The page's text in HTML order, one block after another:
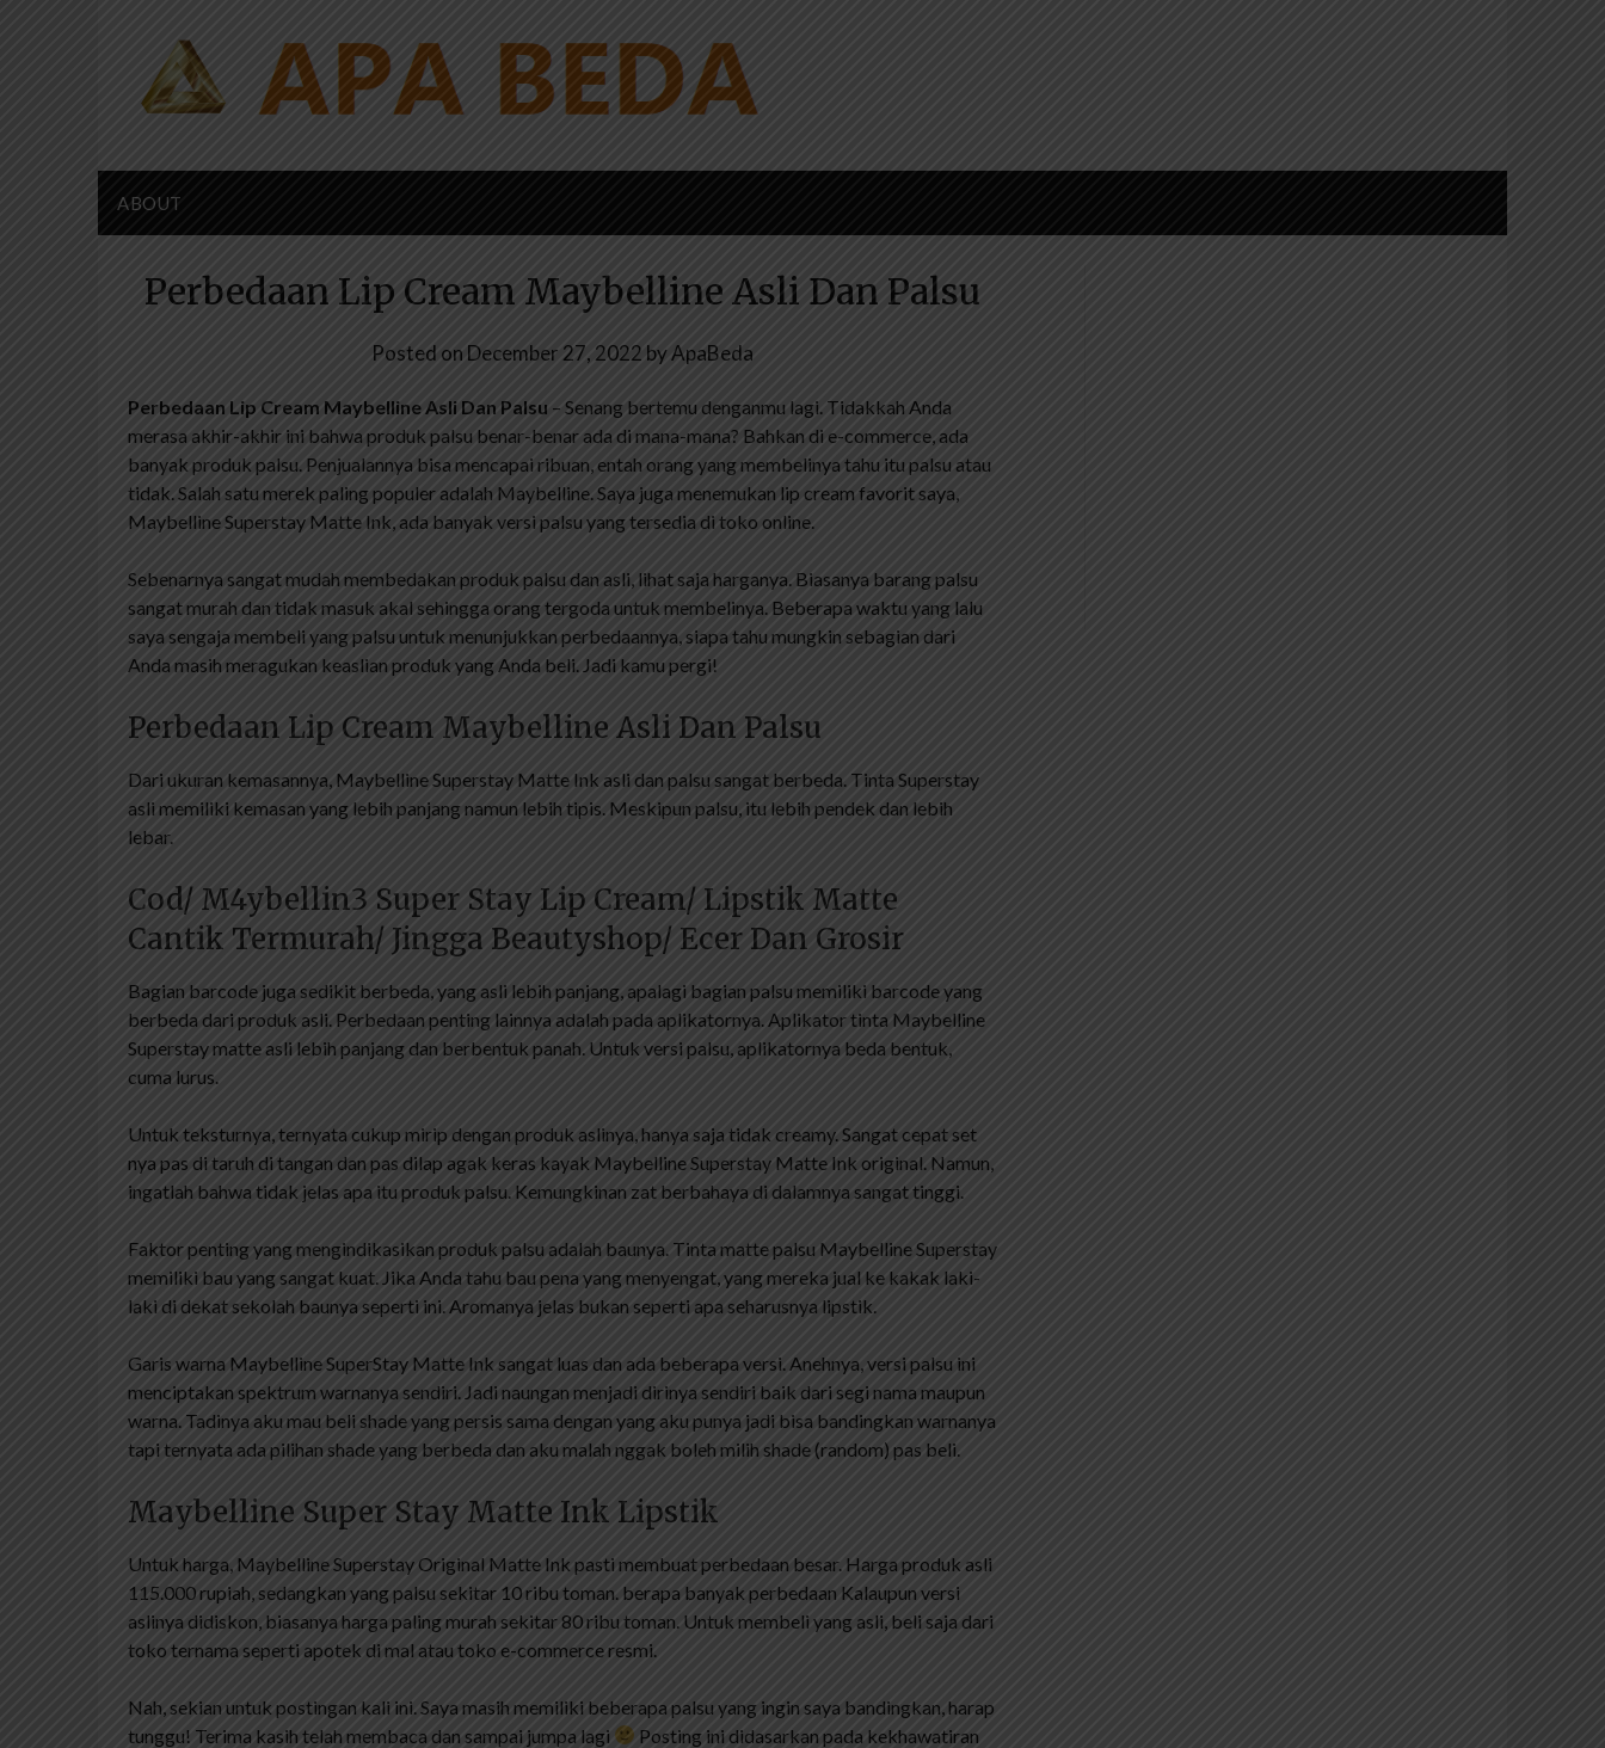
ABOUT
Perbedaan Lip Cream Maybelline Asli Dan Palsu
Posted on December 27, 2022 byApaBeda
Perbedaan Lip Cream Maybelline Asli Dan Palsu – Senang bertemu denganmu lagi. Tidakkah Anda
merasa akhir-akhir ini bahwa produk palsu benar-benar ada di mana-mana? Bahkan di e-commerce, ada
banyak produk palsu. Penjualannya bisa mencapai ribuan, entah orang yang membelinya tahu itu palsu atau
tidak. Salah satu merek paling populer adalah Maybelline. Saya juga menemukan lip cream favorit saya,
Maybelline Superstay Matte Ink, ada banyak versi palsu yang tersedia di toko online.
Sebenarnya sangat mudah membedakan produk palsu dan asli, lihat saja harganya. Biasanya barang palsu
sangat murah dan tidak masuk akal sehingga orang tergoda untuk membelinya. Beberapa waktu yang lalu
saya sengaja membeli yang palsu untuk menunjukkan perbedaannya, siapa tahu mungkin sebagian dari
Anda masih meragukan keaslian produk yang Anda beli. Jadi kamu pergi!
Perbedaan Lip Cream Maybelline Asli Dan Palsu
Dari ukuran kemasannya, Maybelline Superstay Matte Ink asli dan palsu sangat berbeda. Tinta Superstay
asli memiliki kemasan yang lebih panjang namun lebih tipis. Meskipun palsu, itu lebih pendek dan lebih
lebar.
Cod/ M4ybellin3 Super Stay Lip Cream/ Lipstik Matte
Cantik Termurah/ Jingga Beautyshop/ Ecer Dan Grosir
Bagian barcode juga sedikit berbeda, yang asli lebih panjang, apalagi bagian palsu memiliki barcode yang
berbeda dari produk asli. Perbedaan penting lainnya adalah pada aplikatornya. Aplikator tinta Maybelline
Superstay matte asli lebih panjang dan berbentuk panah. Untuk versi palsu, aplikatornya beda bentuk,
cuma lurus.
Untuk teksturnya, ternyata cukup mirip dengan produk aslinya, hanya saja tidak creamy. Sangat cepat set
nya pas di taruh di tangan dan pas dilap agak keras kayak Maybelline Superstay Matte Ink original. Namun,
ingatlah bahwa tidak jelas apa itu produk palsu. Kemungkinan zat berbahaya di dalamnya sangat tinggi.
Faktor penting yang mengindikasikan produk palsu adalah baunya. Tinta matte palsu Maybelline Superstay
memiliki bau yang sangat kuat. Jika Anda tahu bau pena yang menyengat, yang mereka jual ke kakak laki-
laki di dekat sekolah baunya seperti ini. Aromanya jelas bukan seperti apa seharusnya lipstik.
Garis warna Maybelline SuperStay Matte Ink sangat luas dan ada beberapa versi. Anehnya, versi palsu ini
menciptakan spektrum warnanya sendiri. Jadi naungan menjadi dirinya sendiri baik dari segi nama maupun
warna. Tadinya aku mau beli shade yang persis sama dengan yang aku punya jadi bisa bandingkan warnanya
tapi ternyata ada pilihan shade yang berbeda dan aku malah nggak boleh milih shade (random) pas beli.
Maybelline Super Stay Matte Ink Lipstik
Untuk harga, Maybelline Superstay Original Matte Ink pasti membuat perbedaan besar. Harga produk asli
115.000 rupiah, sedangkan yang palsu sekitar 10 ribu toman. berapa banyak perbedaan Kalaupun versi
aslinya didiskon, biasanya harga paling murah sekitar 80 ribu toman. Untuk membeli yang asli, beli saja dari
toko ternama seperti apotek di mal atau toko e-commerce resmi.
Nah, sekian untuk postingan kali ini. Saya masih memiliki beberapa palsu yang ingin saya bandingkan, harap
tunggu! Terima kasih telah membaca dan sampai jumpa lagi
Posting ini didasarkan pada kekhawatiran